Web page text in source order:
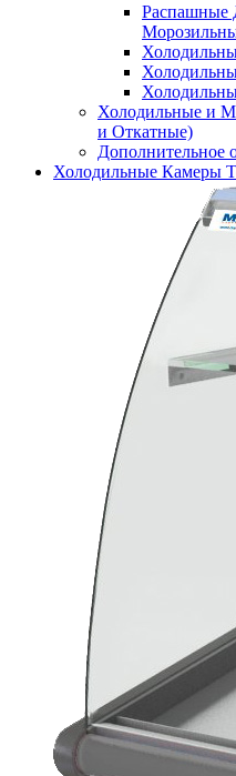
Распашные
Холодильные и
и Откатные)
Дополнительное
Холодильные Камеры